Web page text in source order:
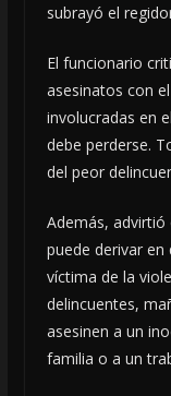
subrayó el
El funcionario
asesinatos con
involucradas en
debe perderse.
del peor
Además, advirtió
puede derivar en
víctima de la
delincuentes,
asesinen a un
familia o a un